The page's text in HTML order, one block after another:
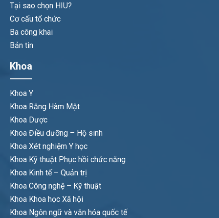
Tại sao chọn HIU?
Cơ cấu tổ chức
Ba công khai
Bản tin
Khoa
Khoa Y
Khoa Răng Hàm Mặt
Khoa Dược
Khoa Điều dưỡng – Hộ sinh
Khoa Xét nghiệm Y học
Khoa Kỹ thuật Phục hồi chức năng
Khoa Kinh tế – Quản trị
Khoa Công nghệ – Kỹ thuật
Khoa Khoa học Xã hội
Khoa Ngôn ngữ và văn hóa quốc tế